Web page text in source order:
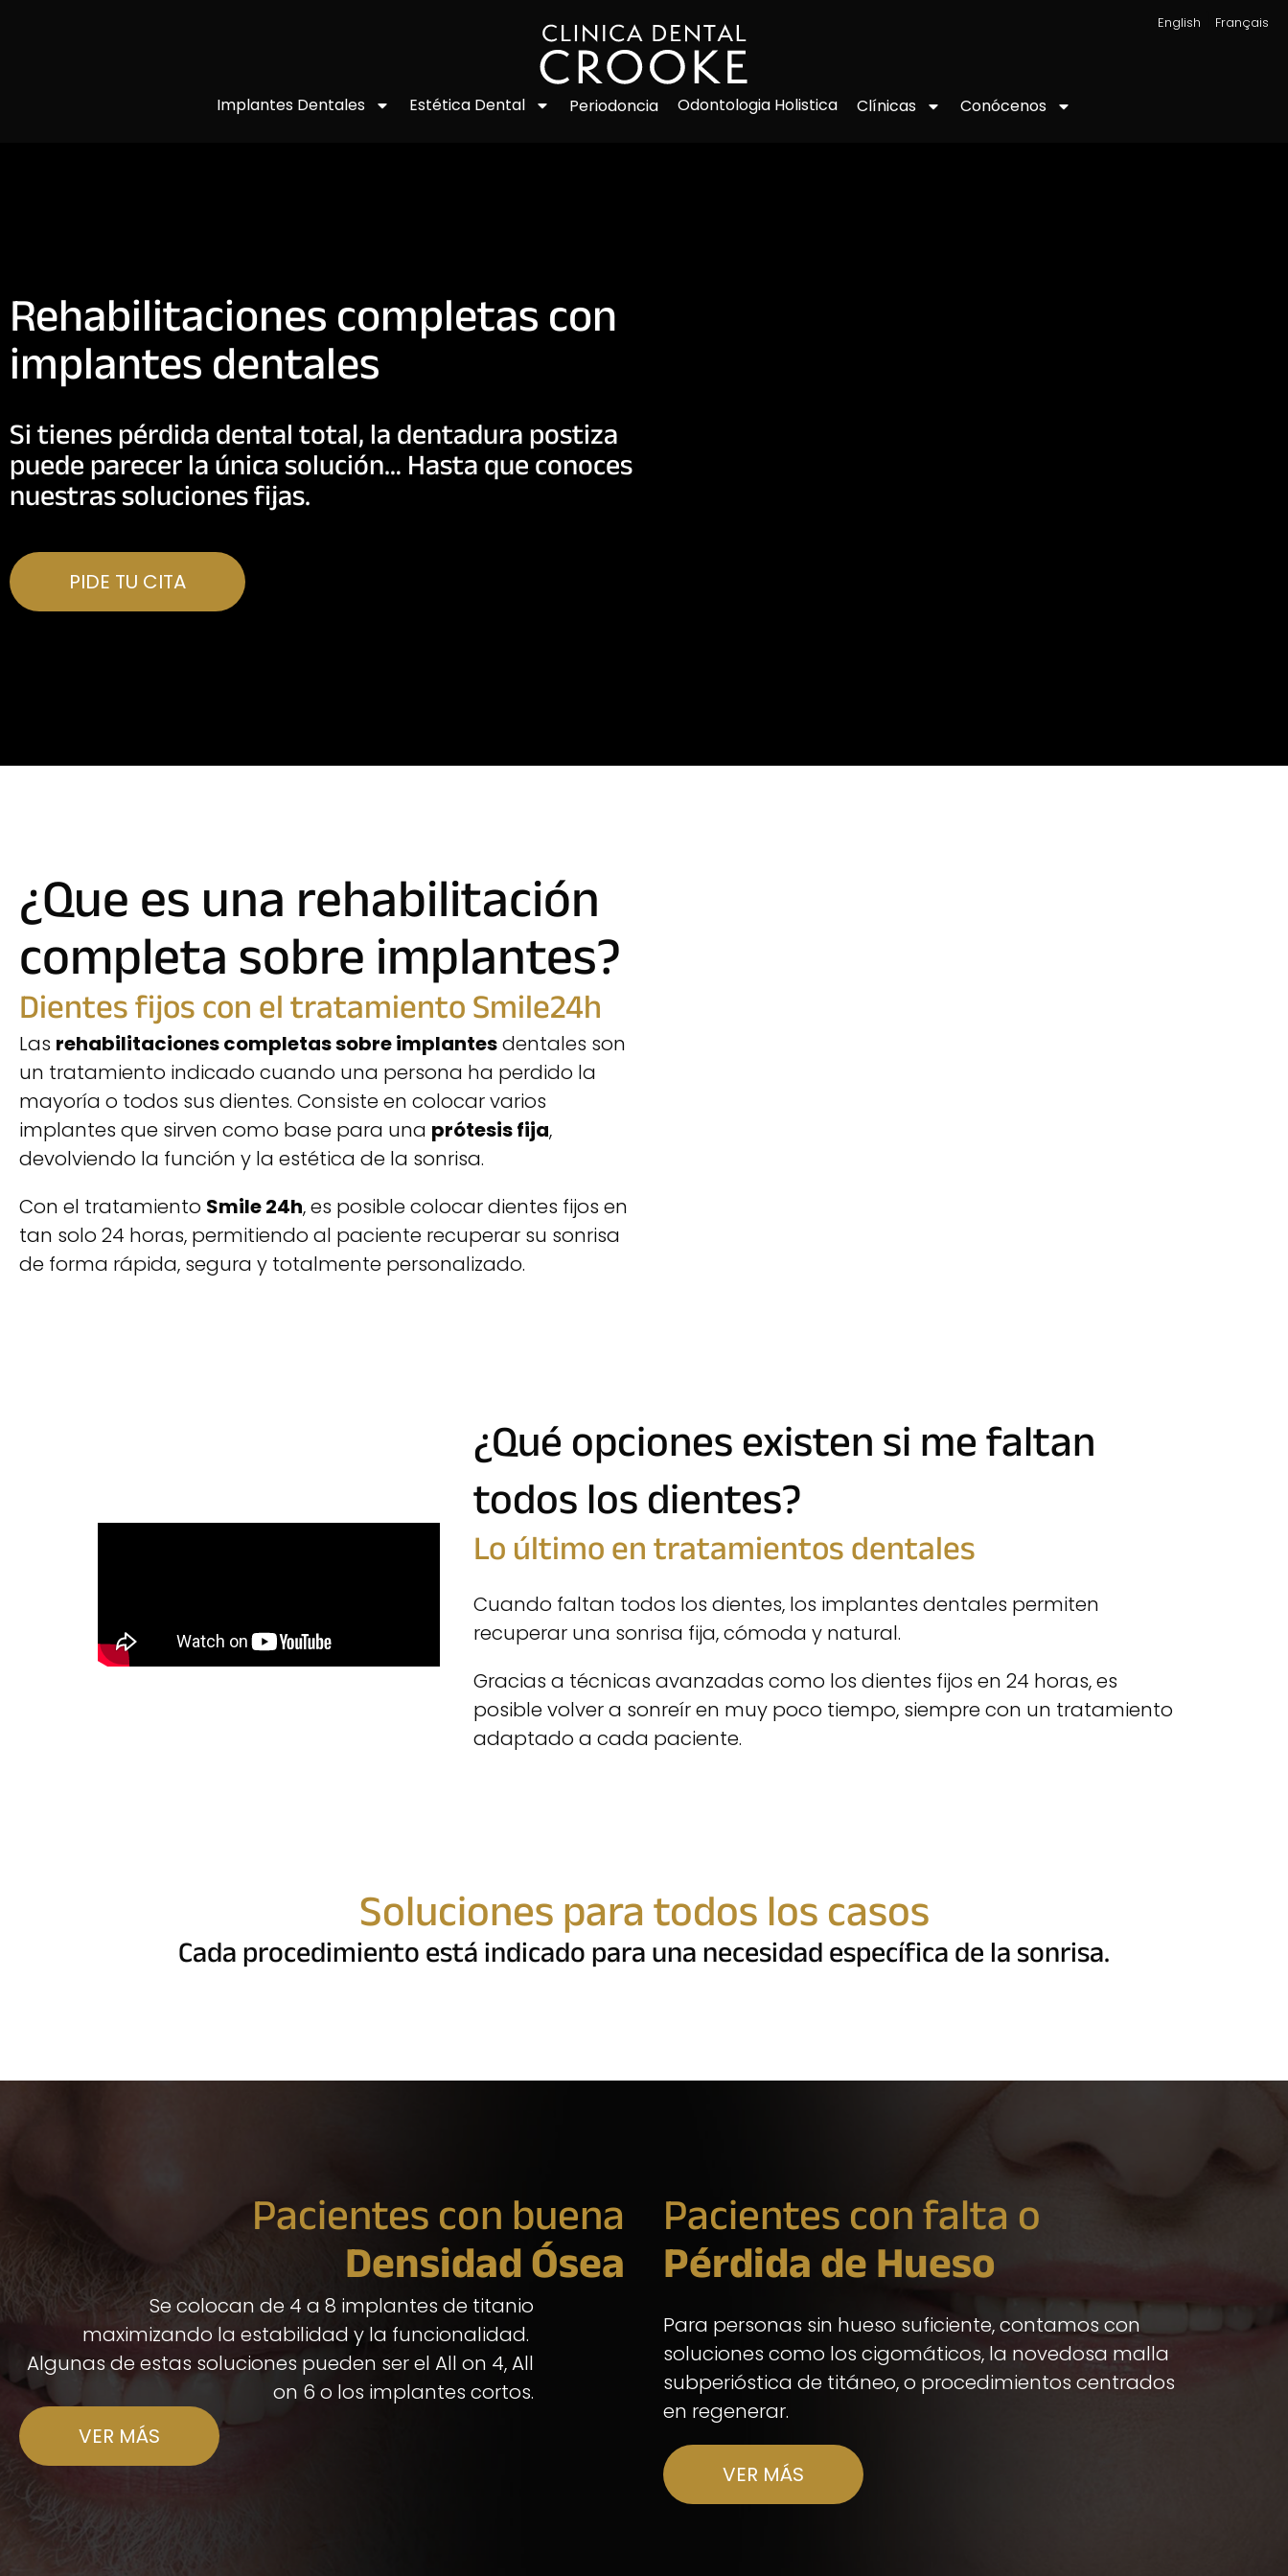
English Français
Implantes Dentales Estética Dental Periodoncia Odontologia Holistica Clínicas Conócenos
Rehabilitaciones completas con
implantes dentales
Si tienes pérdida dental total, la dentadura postiza
puede parecer la única solución… Hasta que conoces
nuestras soluciones fijas.
PIDE TU CITA
¿Que es una rehabilitación
completa sobre implantes?
Dientes fijos con el tratamiento Smile24h
Las rehabilitaciones completas sobre implantesdentales son
un tratamiento indicado cuando una persona ha perdido la
mayoría o todos sus dientes. Consiste en colocar varios
implantes que sirven como base para una prótesis fija,
devolviendo la función y la estética de la sonrisa.
Con el tratamiento Smile 24h, es posible colocar dientes fijos en
tan solo 24 horas, permitiendo al paciente recuperar su sonrisa
de forma rápida, segura y totalmente personalizado.
¿Qué opciones existen si me faltan
todos los dientes?
Lo último en tratamientos dentales
Cuando faltan todos los dientes, los implantes dentales permiten
recuperar una sonrisa fija, cómoda y natural.
Gracias a técnicas avanzadas como los dientes fijos en 24 horas, es
posible volver a sonreír en muy poco tiempo, siempre con un tratamiento
adaptado a cada paciente.
Soluciones para todos los casos
Cada procedimiento está indicado para una necesidad específica de la sonrisa.
Pacientes con buena
Densidad Ósea
Se colocan de 4 a 8 implantes de titanio
maximizando la estabilidad y la funcionalidad.
Algunas de estas soluciones pueden ser el All on 4, All
on 6 o los implantes cortos.
VER MÁS
Pacientes con falta o
Pérdida de Hueso
Para personas sin hueso suficiente, contamos con
soluciones como los cigomáticos, la novedosa malla
subperióstica de titáneo, o procedimientos centrados
en regenerar.
VER MÁS